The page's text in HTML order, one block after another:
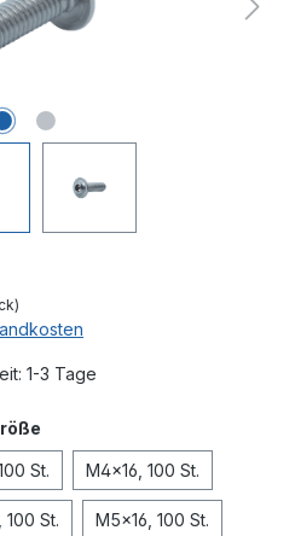
1-3 Tage
St. M4x16, 100 St.
100 St. M5x16, 100 St.